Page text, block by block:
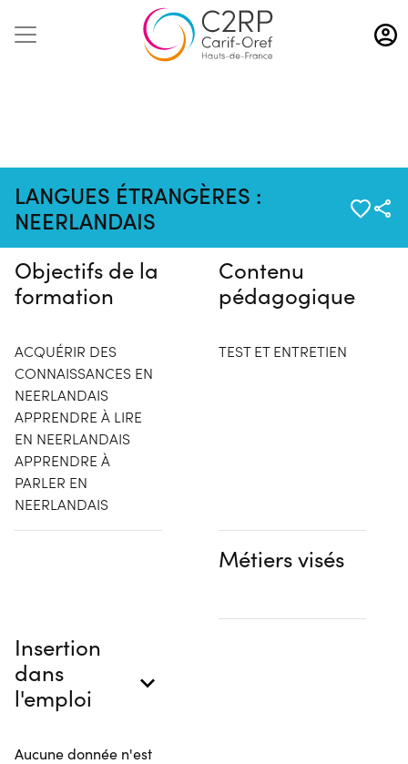
Aller
au
contenu
LANGUES ÉTRANGÈRES :
NEERLANDAIS
Pas de session programmée en
ce moment
Objectifs de la
formation
ACQUÉRIR DES
CONNAISSANCES EN
NEERLANDAIS
APPRENDRE À LIRE
EN NEERLANDAIS
APPRENDRE À
PARLER EN
NEERLANDAIS
Contenu
pédagogique
TEST ET ENTRETIEN
Métiers visés
Insertion
dans
l'emploi
Aucune donnée n'est